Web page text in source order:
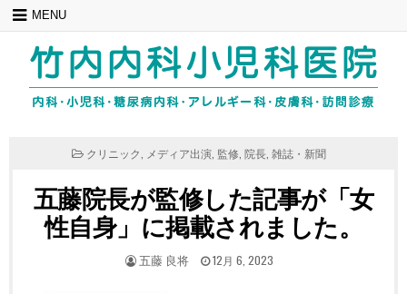
Skip
content
MENU
POSTED
クリニック, メディア出演, 監修, 院長, 雑誌・新聞
五藤院長が監修した記事が「女
性自身」に掲載されました。
POSTED
五藤 良将
POSTED
12月 6, 2023